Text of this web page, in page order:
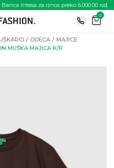
Intesa za iznos preko 6.000.00 rsd
0
ODEĆA
MAJICE
MUŠKA MAJICA K/R